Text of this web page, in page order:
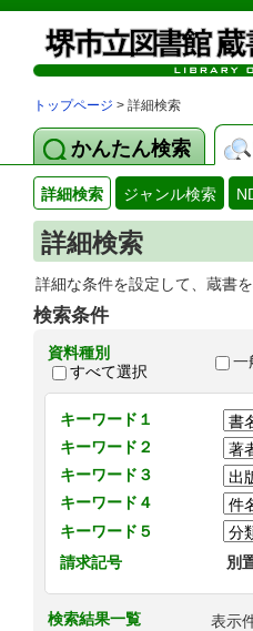
トップページ > 詳細検索
かんたん検索
詳細検索 ジャンル検索
詳細検索
詳細な条件を設定して、蔵書
検索条件
資料種別
すべて選択
一
キーワード１
キーワード２
キーワード３
キーワード４
キーワード５
請求記号
別
検索結果一覧 表示